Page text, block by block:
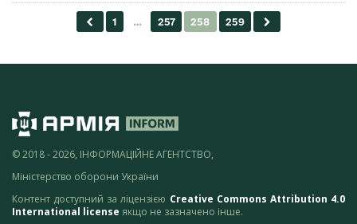
© 2018 - 2026, ІНФОРМАЦІЙНЕ АГЕНТСТВО,
Міністерство оборони України
Контент доступний за ліцензією Creative Commons Attribution 4.0
International license якщо не зазначено інше.